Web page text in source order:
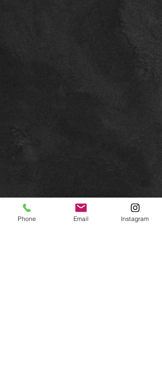
Phone Email Instagram